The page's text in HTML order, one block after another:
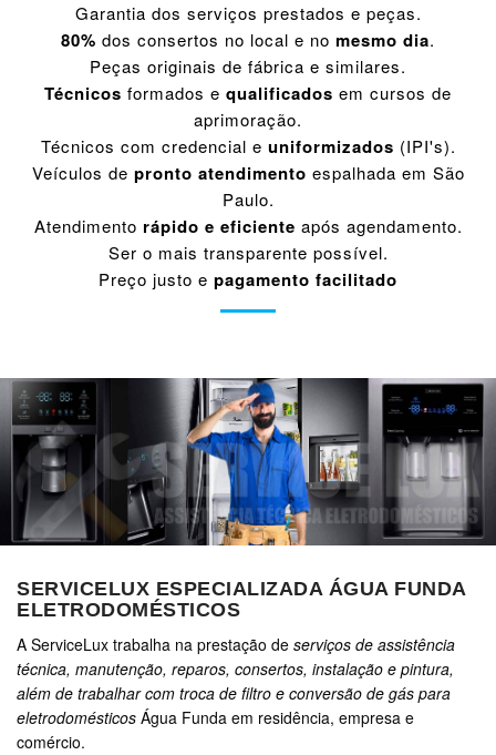
Garantia dos serviços prestados e peças.
80% dos consertos no local e no mesmo dia.
Peças originais de fábrica e similares.
Técnicos formados e qualificados em cursos de
aprimoração.
Técnicos com credencial e uniformizados (IPI's).
Veículos de pronto atendimento espalhada em São
Paulo.
Atendimento rápido e eficiente após agendamento.
Ser o mais transparente possível.
Preço justo e pagamento facilitado
SERVICELUX ESPECIALIZADA ÁGUA FUNDA
ELETRODOMÉSTICOS
A ServiceLux trabalha na prestação de serviços de assistência
técnica, manutenção, reparos, consertos, instalação e pintura,
além de trabalhar com troca de filtro e conversão de gás para
eletrodomésticos Água Funda em residência, empresa e
comércio.